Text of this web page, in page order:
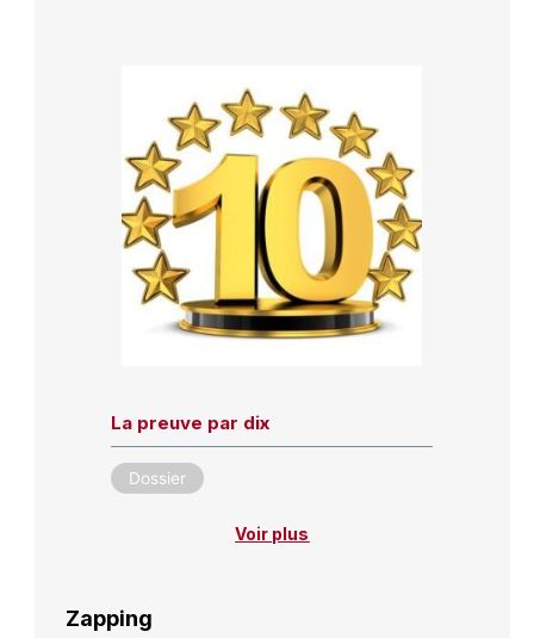
La preuve par dix
Dossier
Voir plus
Zapping